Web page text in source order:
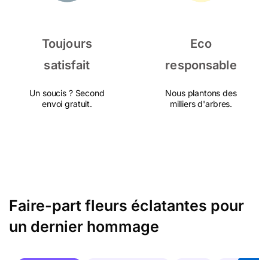
Toujours
satisfait
Un soucis ? Second
envoi gratuit.
Eco
responsable
Nous plantons des
milliers d'arbres.
Faire-part fleurs éclatantes pour
un dernier hommage